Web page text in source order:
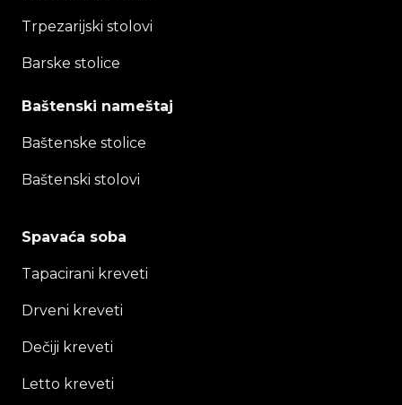
Trpezarijski stolovi
Barske stolice
Baštenski nameštaj
Baštenske stolice
Baštenski stolovi
Spavaća soba
Tapacirani kreveti
Drveni kreveti
Dečiji kreveti
Letto kreveti